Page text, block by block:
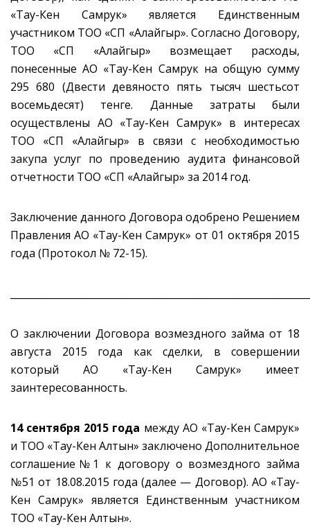
«Тау-Кен Самрук» является Единственным
участником ТОО «СП «Алайгыр». Согласно Договору,
ТОО «СП «Алайгыр» возмещает расходы,
понесенные АО «Тау-Кен Самрук на общую сумму
295 680 (Двести девяносто пять тысяч шестьсот
восемьдесят) тенге. Данные затраты были
осуществлены АО «Тау-Кен Самрук» в интересах
ТОО «СП «Алайгыр» в связи с необходимостью
закупа услуг по проведению аудита финансовой
отчетности ТОО «СП «Алайгыр» за 2014 год.
Заключение данного Договора одобрено Решением
Правления АО «Тау-Кен Самрук» от 01 октября 2015
года (Протокол № 72-15).
О заключении Договора возмездного займа от 18
августа 2015 года как сделки, в совершении
который АО «Тау-Кен Самрук» имеет
заинтересованность.
14 сентября 2015 года между АО «Тау-Кен Самрук»
и ТОО «Taу-Кен Алтын» заключено Дополнительное
соглашение№1 к договору о возмездного займа
№51 от 18.08.2015 года (далее — Договор). АО «Тау-
Кен Самрук» является Единственным участником
ТОО «Taу-Кен Алтын».